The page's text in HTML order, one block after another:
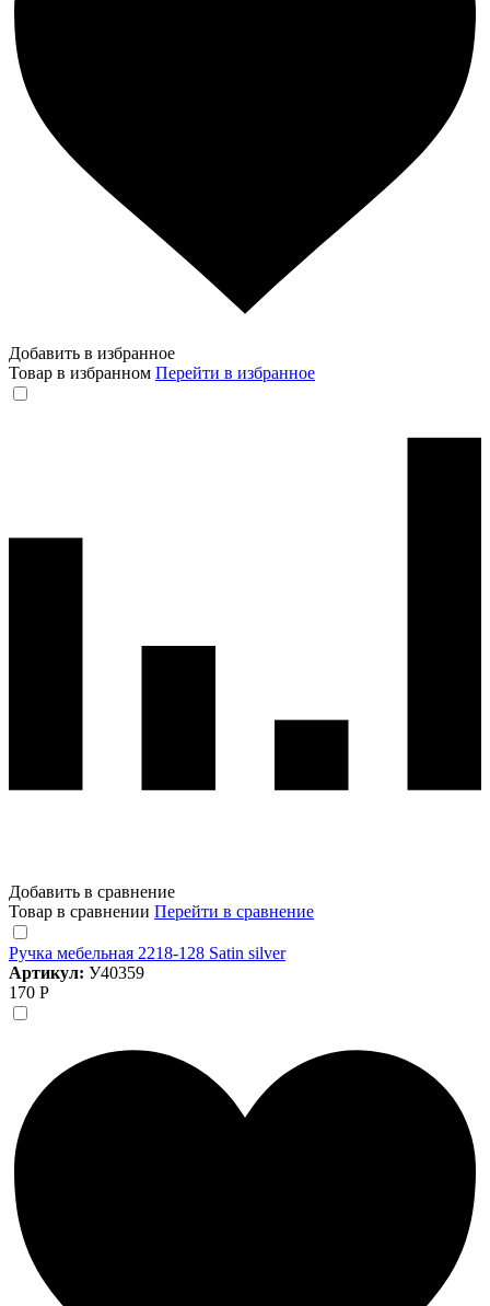
Добавить в избранное
Товар в избранном Перейти в избранное
Добавить в сравнение
Товар в сравнении Перейти в сравнение
Ручка мебельная 2218-128 Satin silver
Артикул: У40359
170 Р